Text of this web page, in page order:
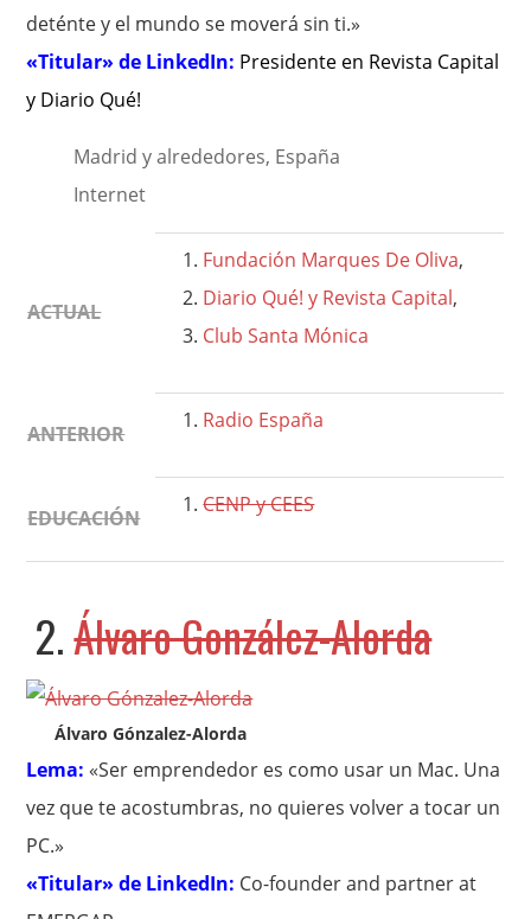
deténte y el mundo se moverá sin ti.»
«Titular» de LinkedIn: Presidente en Revista Capital
y Diario Qué!
Madrid y alrededores, España
Internet
ACTUAL
Fundación Marques De Oliva,
Diario Qué! y Revista Capital,
Club Santa Mónica
ANTERIOR
Radio España
EDUCACIÓN
CENP y CEES
2.Álvaro González-Alorda
Álvaro Gónzalez-Alorda
Lema: «Ser emprendedor es como usar un Mac. Una
vez que te acostumbras, no quieres volver a tocar un
PC.»
«Titular» de LinkedIn: Co-founder and partner at